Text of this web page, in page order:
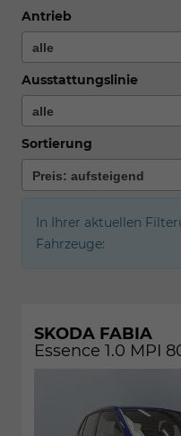
Antrieb
Ausstattungslinie
Sortierung
In Ihrer aktuellen
Fahrzeuge:
SKODA FABIA
Essence 1.0 MPI